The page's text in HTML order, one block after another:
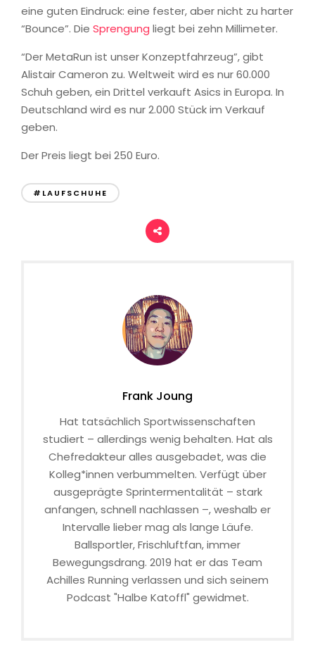
eine guten Eindruck: eine fester, aber nicht zu harter
“Bounce”. Die Sprengung liegt bei zehn Millimeter.
“Der MetaRun ist unser Konzeptfahrzeug”, gibt
Alistair Cameron zu. Weltweit wird es nur 60.000
Schuh geben, ein Drittel verkauft Asics in Europa. In
Deutschland wird es nur 2.000 Stück im Verkauf
geben.
Der Preis liegt bei 250 Euro.
#LAUFSCHUHE
Frank Joung
Hat tatsächlich Sportwissenschaften
studiert – allerdings wenig behalten. Hat als
Chefredakteur alles ausgebadet, was die
Kolleg*innen verbummelten. Verfügt über
ausgeprägte Sprintermentalität – stark
anfangen, schnell nachlassen –, weshalb er
Intervalle lieber mag als lange Läufe.
Ballsportler, Frischluftfan, immer
Bewegungsdrang. 2019 hat er das Team
Achilles Running verlassen und sich seinem
Podcast "Halbe Katoffl" gewidmet.